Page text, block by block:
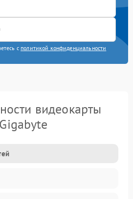
с политикой конфиденциальности
видеокарты
Gigabyte